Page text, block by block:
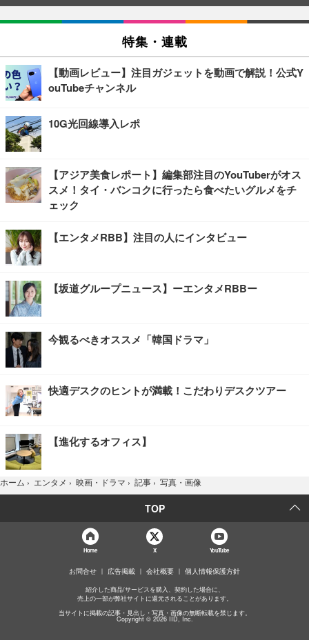
特集・連載
【動画レビュー】注目ガジェットを動画で解説！公式Y
ouTubeチャンネル
10G光回線導入レポ
【アジア美食レポート】編集部注目のYouTuberがオス
スメ！タイ・バンコクに行ったら食べたいグルメをチ
ェック
【エンタメRBB】注目の人にインタビュー
【坂道グループニュース】ーエンタメRBBー
今観るべきオススメ「韓国ドラマ」
快適デスクのヒントが満載！こだわりデスクツアー
【進化するオフィス】
ホーム › エンタメ › 映画・ドラマ › 記事 › 写真・画像
TOP
Home X YouTube
お問合せ 広告掲載 会社概要 個人情報保護方針
紹介した商品/サービスを購入、契約した場合に、
売上の一部が弊社サイトに還元されることがあります。
当サイトに掲載の記事・見出し・写真・画像の無断転載を禁じます。
Copyright © 2026 IID, Inc.